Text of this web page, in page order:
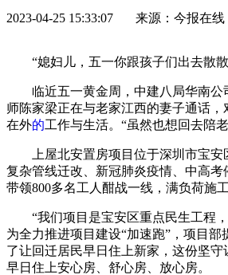
2023-04-25 15:33:07 来源：今报在线
“媳妇儿，五一你跟孩子们出去散
临近五一黄金周，中建八局华南
师陈家梁正在与老家江西的妻子通话
在外的工作与生活。“虽然也想回去陪
上屋北安置房项目位于深圳市宝
复杂管线迁改、 新冠肺炎疫情 、中高
带领800多名工人酣战一线，满负荷施工
“我们项目是宝安区重点民生工程
为全力推进项目建设“加速跑”，项目
了让回迁居民早日住上新家，这份坚
早日住上安心房、舒心房、放心房。